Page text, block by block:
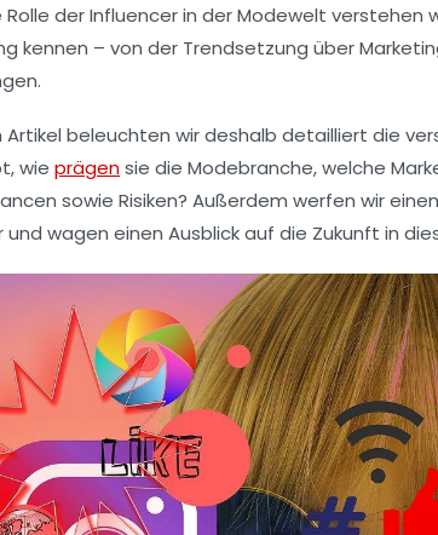
der Influencer in der Modewelt verstehen
kennen – von der Trendsetzung über
Artikel beleuchten wir deshalb detailliert die
wie prägensie die Modebranche, welche
sowie Risiken? Außerdem werfen wir
und wagen einen Ausblick auf die Zukunft in